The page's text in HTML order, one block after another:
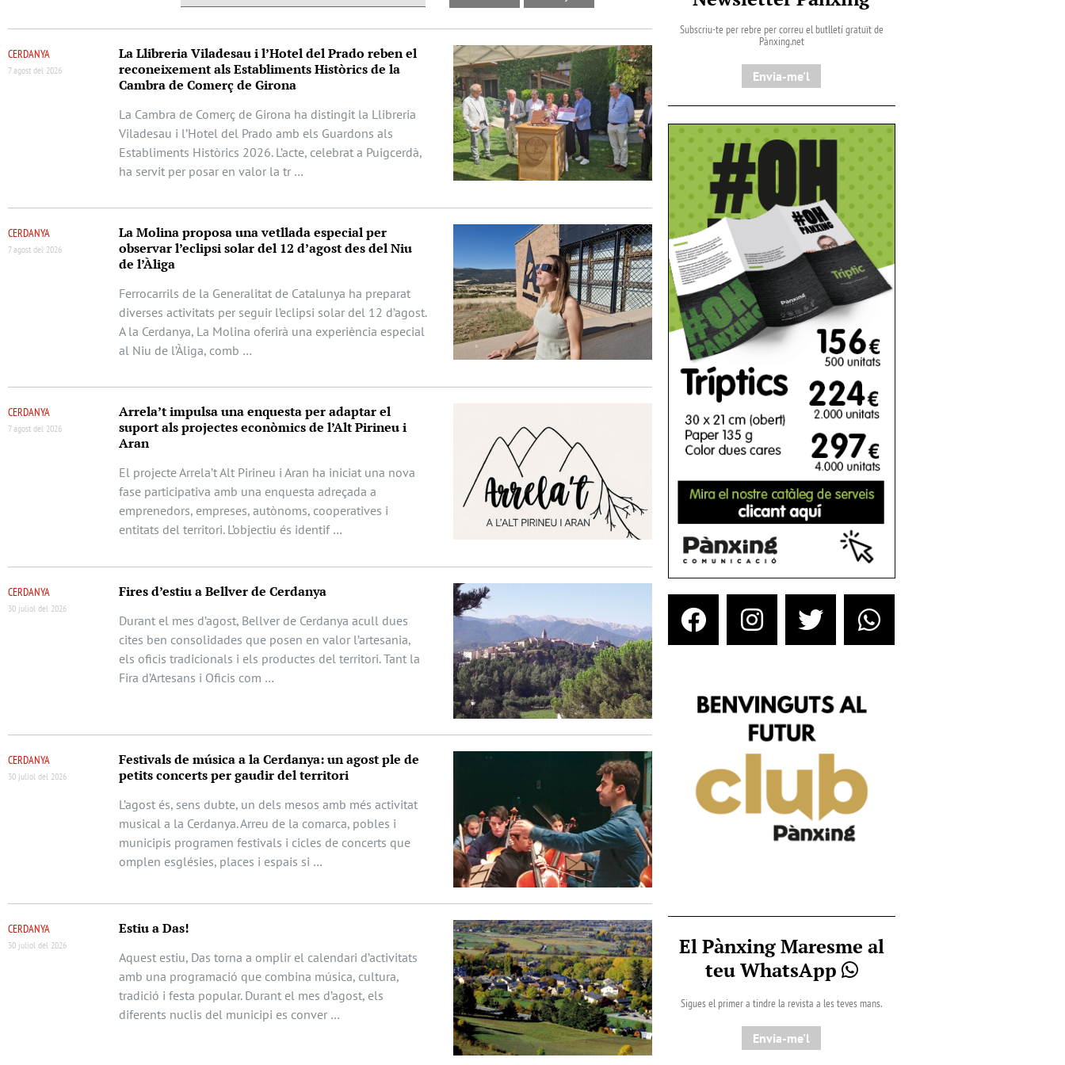
CERDANYA
7 agost del 2026
La Llibreria Viladesau i l’Hotel del Prado reben el
reconeixement als Establiments Històrics de la
Cambra de Comerç de Girona
La Cambra de Comerç de Girona ha distingit la Llibreria
Viladesau i l’Hotel del Prado amb els Guardons als
Establiments Històrics 2026. L’acte, celebrat a Puigcerdà,
ha servit per posar en valor la tr …
CERDANYA
7 agost del 2026
La Molina proposa una vetllada especial per
observar l’eclipsi solar del 12 d’agost des del Niu
de l’Àliga
Ferrocarrils de la Generalitat de Catalunya ha preparat
diverses activitats per seguir l’eclipsi solar del 12 d’agost.
A la Cerdanya, La Molina oferirà una experiència especial
al Niu de l’Àliga, comb …
CERDANYA
7 agost del 2026
Arrela’t impulsa una enquesta per adaptar el
suport als projectes econòmics de l’Alt Pirineu i
Aran
El projecte Arrela’t Alt Pirineu i Aran ha iniciat una nova
fase participativa amb una enquesta adreçada a
emprenedors, empreses, autònoms, cooperatives i
entitats del territori. L’objectiu és identif …
CERDANYA
30 juliol del 2026
Fires d’estiu a Bellver de Cerdanya
Durant el mes d’agost, Bellver de Cerdanya acull dues
cites ben consolidades que posen en valor l’artesania,
els oficis tradicionals i els productes del territori. Tant la
Fira d’Artesans i Oficis com …
CERDANYA
30 juliol del 2026
Festivals de música a la Cerdanya: un agost ple de
petits concerts per gaudir del territori
L’agost és, sens dubte, un dels mesos amb més activitat
musical a la Cerdanya. Arreu de la comarca, pobles i
municipis programen festivals i cicles de concerts que
omplen esglésies, places i espais si …
CERDANYA
30 juliol del 2026
Estiu a Das!
Aquest estiu, Das torna a omplir el calendari d’activitats
amb una programació que combina música, cultura,
tradició i festa popular. Durant el mes d’agost, els
diferents nuclis del municipi es conver …
Subscriu-te per rebre per correu el butlletí gratuït de
Pànxing.net​
Envia-me'l
El Pànxing Maresme al
teu WhatsApp
Sigues el primer a tindre la revista a les teves mans.
Envia-me'l